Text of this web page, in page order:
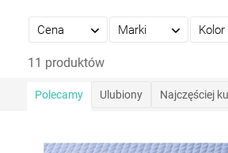
Cena Marki Kolor
11 produktów
Polecamy Ulubiony Najczęściej